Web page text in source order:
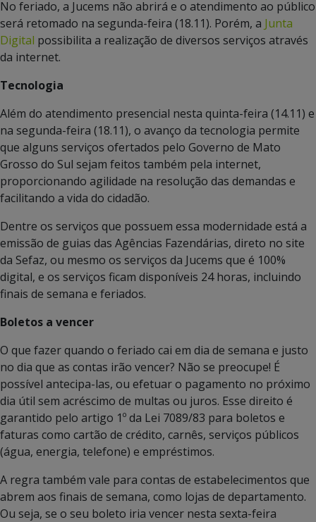
No feriado, a Jucems não abrirá e o atendimento ao público
será retomado na segunda-feira (18.11). Porém, a Junta
Digital possibilita a realização de diversos serviços através
da internet.
Tecnologia
Além do atendimento presencial nesta quinta-feira (14.11) e
na segunda-feira (18.11), o avanço da tecnologia permite
que alguns serviços ofertados pelo Governo de Mato
Grosso do Sul sejam feitos também pela internet,
proporcionando agilidade na resolução das demandas e
facilitando a vida do cidadão.
Dentre os serviços que possuem essa modernidade está a
emissão de guias das Agências Fazendárias, direto no site
da Sefaz, ou mesmo os serviços da Jucems que é 100%
digital, e os serviços ficam disponíveis 24 horas, incluindo
finais de semana e feriados.
Boletos a vencer
O que fazer quando o feriado cai em dia de semana e justo
no dia que as contas irão vencer? Não se preocupe! É
possível antecipa-las, ou efetuar o pagamento no próximo
dia útil sem acréscimo de multas ou juros. Esse direito é
garantido pelo artigo 1º da Lei 7089/83 para boletos e
faturas como cartão de crédito, carnês, serviços públicos
(água, energia, telefone) e empréstimos.
A regra também vale para contas de estabelecimentos que
abrem aos finais de semana, como lojas de departamento.
Ou seja, se o seu boleto iria vencer nesta sexta-feira